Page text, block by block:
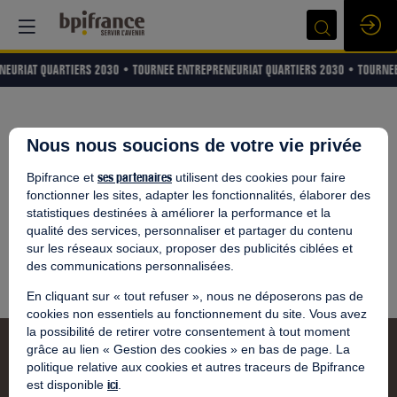
Tous les
Messages
Poster un message
Aucune question n'a encore été posée.
Soyez le premier à poser une question !
QUARTIERS 2030 • TOURNEE ENTREPRENEURIAT QUARTIERS 2030 •
Nous nous soucions de votre vie privée
Bpifrance et ses partenaires utilisent des cookies pour faire
fonctionner les sites, adapter les fonctionnalités, élaborer des
statistiques destinées à améliorer la performance et la
qualité des services, personnaliser et partager du contenu
sur les réseaux sociaux, proposer des publicités ciblées et
des communications personnalisées.
En cliquant sur « tout refuser », nous ne déposerons pas de
cookies non essentiels au fonctionnement du site. Vous avez
la possibilité de retirer votre consentement à tout moment
grâce au lien « Gestion des cookies » en bas de page. La
politique relative aux cookies et autres traceurs de Bpifrance
est disponible ici.